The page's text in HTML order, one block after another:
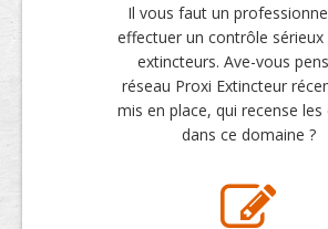
Il vous faut un
effectuer un contrôle sérieux
extincteurs. Ave-vous
réseau Proxi Extincteur
mis en place, qui recense les
dans ce domaine ?